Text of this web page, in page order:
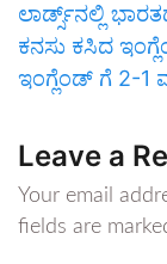
ಲಾರ್ಡ್ಸ್‌ನಲ್ಲಿ
ಕನಸು ಕಸಿದ
ಇಂಗ್ಲೆಂಡ್ ಗೆ 2-1
Leave a
Your email
fields are